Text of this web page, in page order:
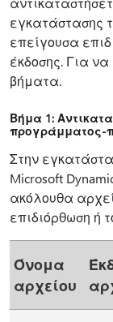
εγκατάστασης
επείγουσα
έκδοσης. Για
βήματα.
Βήμα 1:
προγράμματος-
Στην
Microsoft
ακόλουθα
επιδιόρθωση ή
Όνομα
αρχείου